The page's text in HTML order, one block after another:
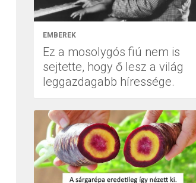
EMBEREK
Ez a mosolygós fiú nem is
sejtette, hogy ő lesz a világ
leggazdagabb híressége.